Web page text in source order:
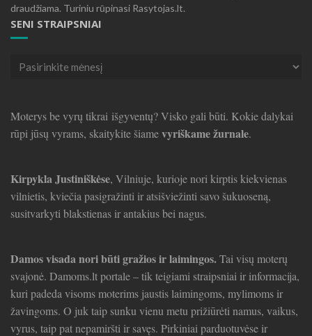
draudžiama. Turiniu rūpinasi Rasytojas.lt.
SENI STRAIPSNIAI
Seni
Moterys be vyrų tikrai išgyventų? Visko gali būti. Kokie dalykai
rūpi jūsų vyrams, skaitykite šiamevyriškame žurnale.
Kirpykla Justiniškėse, Vilniuje, kurioje nori kirptis kiekvienas
vilnietis, kviečia pasigražinti ir atsišviežinti savo šukuoseną,
susitvarkyti blakstienas ir antakius bei nagus.
Damos visada nori būti gražios ir laimingos.Tai visų moterų
svajonė. Damoms.lt portale – tik teigiami straipsniai ir informacija,
kuri padeda visoms moterims jaustis laimingoms, mylimoms ir
žavingoms. O juk taip sunku vienu metu prižiūrėti namus, vaikus,
vyrus, taip pat nepamiršti ir savęs. Pirkiniai parduotuvėse ir